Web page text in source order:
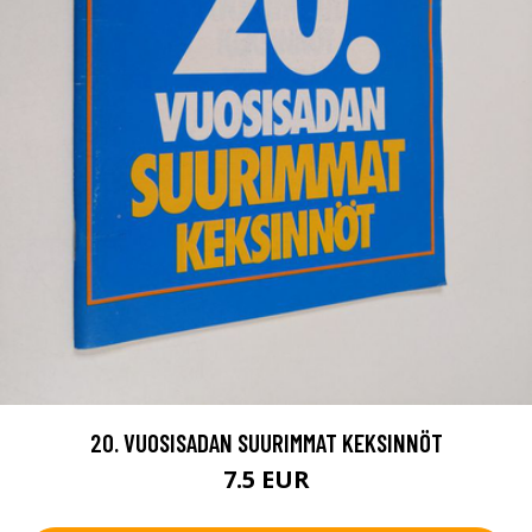
20. VUOSISADAN SUURIMMAT KEKSINNÖT
7.5 EUR